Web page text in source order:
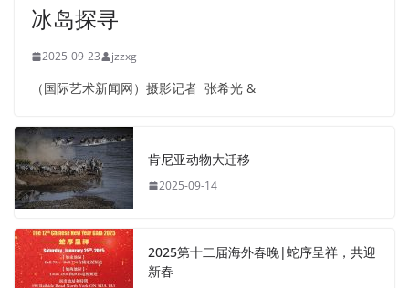
冰岛探寻
2025-09-23 jzzxg
（国际艺术新闻网）摄影记者 张希光 &
肯尼亚动物大迁移
2025-09-14
2025第十二届海外春晚|蛇序呈祥，共迎
新春